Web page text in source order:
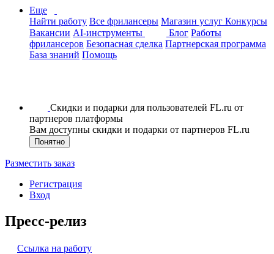
Еще
Найти работу Все фрилансеры Магазин услуг Конкурсы
Вакансии AI-инструменты Блог Работы
фрилансеров Безопасная сделка Партнерская программа
База знаний Помощь
Скидки и подарки для пользователей FL.ru от
партнеров платформы
Вам доступны скидки и подарки от партнеров FL.ru
Понятно
Разместить заказ
Регистрация
Вход
Пресс-релиз
Ссылка на работу